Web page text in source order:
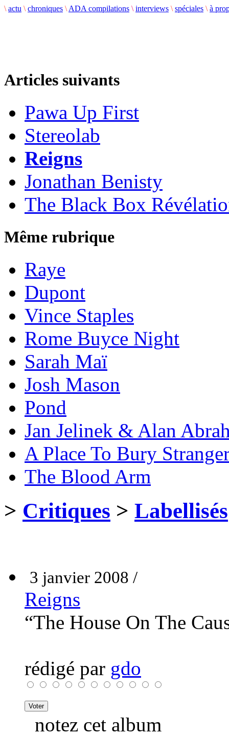
\ actu \ chroniques \ ADA compilations \ interviews \ spéciales \ à
Articles suivants
Pawa Up First
Stereolab
Reigns
Jonathan Benisty
The Black Box
Même rubrique
Raye
Dupont
Vince Staples
Rome Buyce Night
Sarah Maï
Josh Mason
Pond
Jan Jelinek & Alan
A Place To Bury
The Blood Arm
> Critiques > Labellisés
3 janvier 2008 /
Reigns
“The House On The
rédigé par gdo
notez cet album